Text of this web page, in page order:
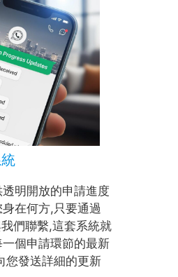
明開放的申請進度
在何方,只要通過
們聯繫,這套系統就
個申請環節的最新
您發送詳細的更新